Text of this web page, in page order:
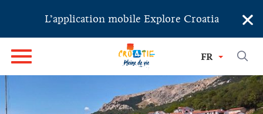
L’application mobile Explore Croatia ×
FR